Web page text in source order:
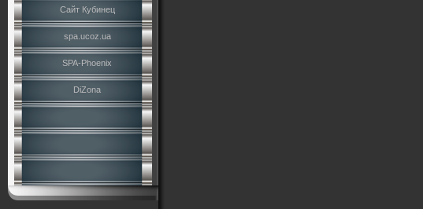
Сайт Кубинец
spa.ucoz.ua
SPA-Phoenix
DiZona